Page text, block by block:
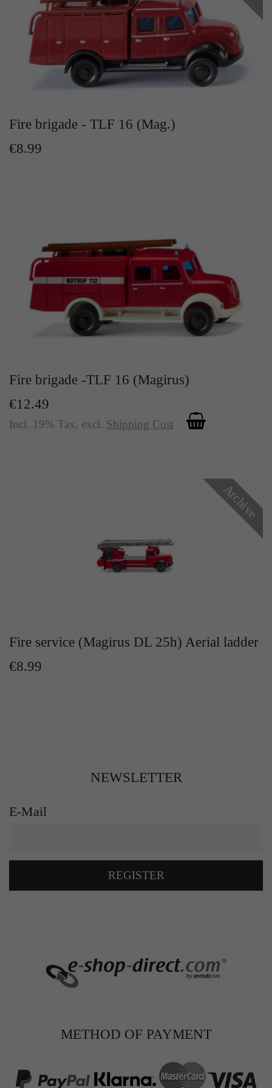
Fire brigade - TLF 16 (Mag.)
€8.99
Fire brigade -TLF 16 (Magirus)
€12.49
Incl. 19% Tax, excl. Shipping Cost
Archive
Fire service (Magirus DL 25h) Aerial ladder
€8.99
NEWSLETTER
E-Mail
REGISTER
METHOD OF PAYMENT
Zweck
Solange es gesetzt ist, werden bestimmte
Datenübertragungen unterbunden.